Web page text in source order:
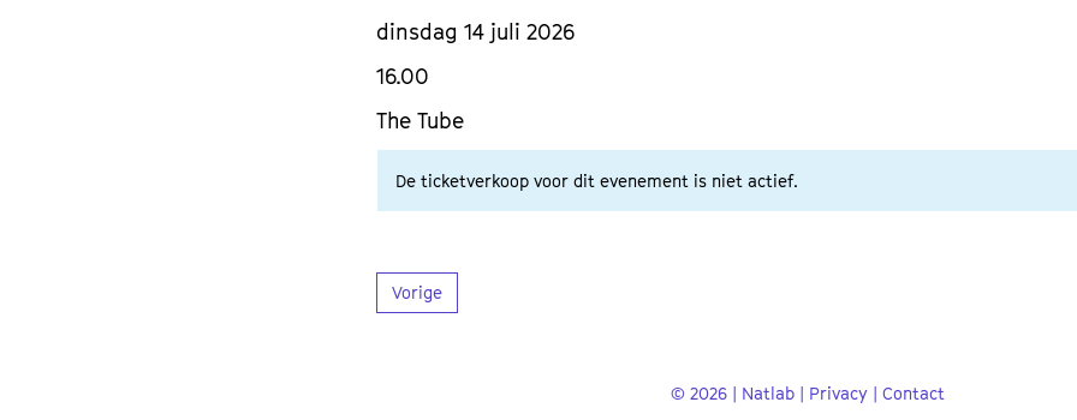
dinsdag 14 juli 2026
16.00
The Tube
De ticketverkoop voor dit evenement is niet actief.
Vorige
© 2026 | Natlab | Privacy | Contact